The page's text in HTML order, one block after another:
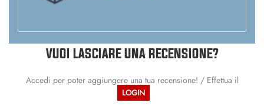
VUOI LASCIARE UNA RECENSIONE?
Accedi per poter aggiungere una tua recensione! / Effettua il
LOGIN